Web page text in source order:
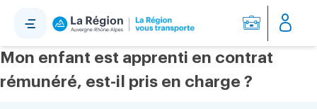
Mon enfant est apprenti en contrat
rémunéré, est-il pris en charge ?